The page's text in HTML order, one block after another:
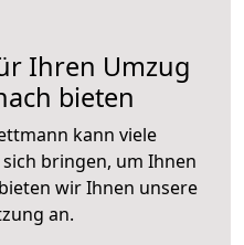
Ihren Umzug
bieten
kann viele
bringen, um Ihnen
wir Ihnen unsere
an.